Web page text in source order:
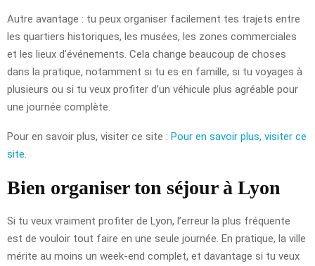
Autre avantage : tu peux organiser facilement tes trajets entre
les quartiers historiques, les musées, les zones commerciales
et les lieux d’événements. Cela change beaucoup de choses
dans la pratique, notamment si tu es en famille, si tu voyages à
plusieurs ou si tu veux profiter d’un véhicule plus agréable pour
une journée complète.
Pour en savoir plus, visiter ce site : Pour en savoir plus, visiter ce
site
Bien organiser ton séjour à Lyon
Si tu veux vraiment profiter de Lyon, l’erreur la plus fréquente
est de vouloir tout faire en une seule journée. En pratique, la ville
mérite au moins un week-end complet, et davantage si tu veux